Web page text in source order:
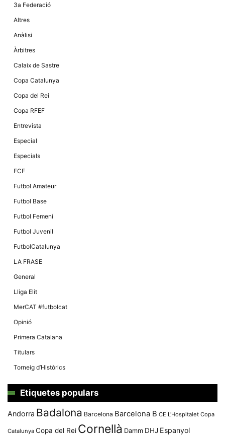
3a Federació
Altres
Anàlisi
Àrbitres
Calaix de Sastre
Copa Catalunya
Copa del Rei
Copa RFEF
Entrevista
Especial
Especials
FCF
Futbol Amateur
Futbol Base
Futbol Femení
Futbol Juvenil
FutbolCatalunya
LA FRASE
General
Lliga Elit
MerCAT #futbolcat
Opinió
Primera Catalana
Titulars
Torneig d’Històrics
Etiquetes populars
Andorra Badalona Barcelona Barcelona B CE L'Hospitalet Copa
Catalunya Copa del Rei Cornellà Damm DHJ Espanyol